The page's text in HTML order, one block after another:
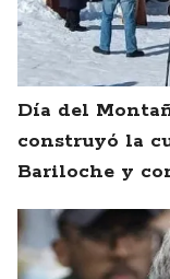
Día del
construyó la
Bariloche y